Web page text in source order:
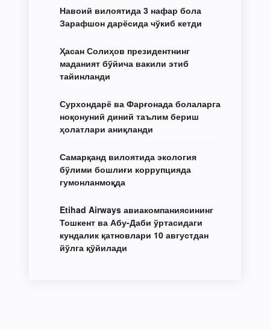
Навоий вилоятида 3 нафар бола
Зарафшон дарёсида чўкиб кетди
Ҳасан Солиҳов президентнинг
маданият бўйича вакили этиб
тайинланди
Сурхондарё ва Фарғонада болаларга
ноқонуний диний таълим бериш
ҳолатлари аниқланди
Самарқанд вилоятида экология
бўлими бошлиғи коррупцияда
гумонланмоқда
Etihad Airways авиакомпаниясининг
Тошкент ва Абу-Даби ўртасидаги
кундалик қатновлари 10 августдан
йўлга қўйилади